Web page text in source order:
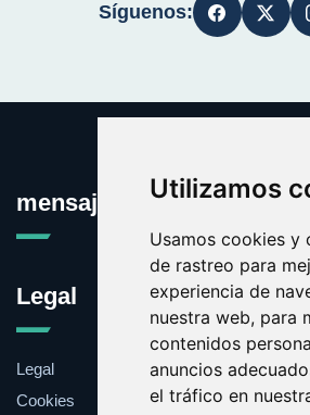
Utilizamos
Usamos cookies y
de rastreo para
experiencia de
nuestra web, para
contenidos
anuncios
el tráfico en
Síguenos:
mensajeprivado.com
Legal
Legal
Cookies